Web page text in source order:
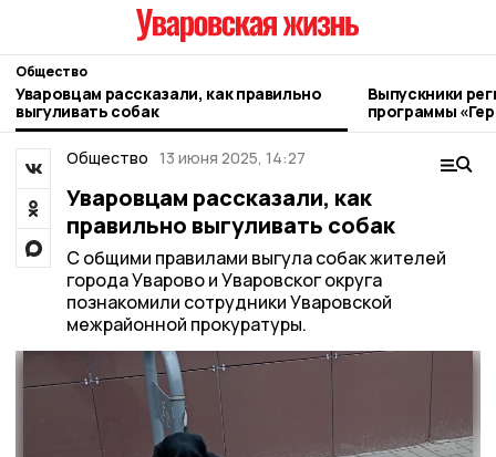
Общество
Уваровцам рассказали, как правильно
выгуливать собак
Выпускники
программы
получили
Общество 13 июня 2025, 14:27
Уваровцам рассказали, как
правильно выгуливать собак
С общими правилами выгула собак жителей
города Уварово и Уваровског округа
познакомили сотрудники Уваровской
межрайонной прокуратуры.